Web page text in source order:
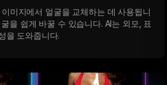
미지에서 얼굴을 교체하는 데 사용됩니
을 쉽게 바꿀 수 있습니다. AI는 외모, 표
을 도와줍니다.